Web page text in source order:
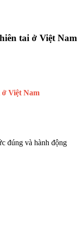
tai ở Việt Nam
Việt Nam
đúng và hành động